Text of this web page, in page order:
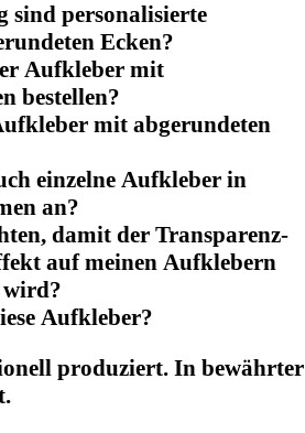
sind personalisierte
Ecken?
Aufkleber mit
bestellen?
mit abgerundeten
einzelne Aufkleber in
an?
damit der Transparenz-
auf meinen Aufklebern
Aufkleber?
produziert. In bewährter